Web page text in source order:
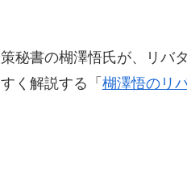
秘書の楜澤悟氏が、リバ
く解説する「 楜澤悟のリ